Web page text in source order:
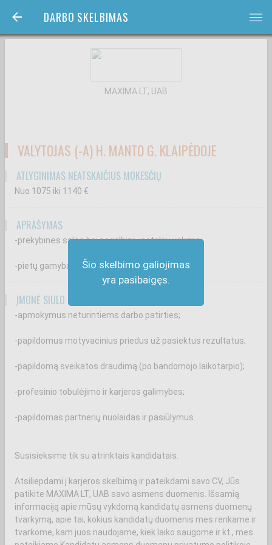
DARBO SKELBIMAS bars
Šio skelbimo galiojimas
yra pasibaigęs.
MAXIMA LT, UAB
VALYTOJAS (-A) H. MANTO G. KLAIPĖDOJE
ATLYGINIMAS NEATSKAIČIUS MOKESČIŲ
Nuo 1075 iki 1140 €
APRAŠYMAS
-prekybinės salės bei pagalbinių patalpų valymą;
-pietų gamybą darbuotojams.
ĮMONĖ SIŪLO
-apmokymus neturintiems darbo patirties;
-papildomus motyvacinius priedus už pasiektus rezultatus;
-papildomą sveikatos draudimą (po bandomojo laikotarpio);
-profesinio tobulėjimo ir karjeros galimybes;
-papildomas partnerių nuolaidas ir pasiūlymus.
Susisieksime tik su atrinktais kandidatais.
Atsiliepdami į karjeros skelbimą ir pateikdami savo CV, Jūs
patikite MAXIMA LT, UAB savo asmens duomenis. Išsamią
informaciją apie mūsų vykdomą kandidatų asmens duomenų
tvarkymą, apie tai, kokius kandidatų duomenis mes renkame ir
tvarkome, kam juos naudojame, kiek laiko saugome ir kt., mes